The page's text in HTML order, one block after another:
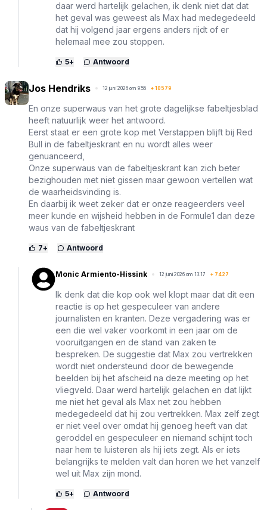
daar werd hartelijk gelachen, ik denk niet dat dat
het geval was geweest als Max had medegedeeld
dat hij volgend jaar ergens anders rijdt of er
helemaal mee zou stoppen.
5+ Antwoord
Jos Hendriks 12 juni 2026 om 9:55 + 10579
En onze superwaus van het grote dagelijkse fabeltjesblad
heeft natuurlijk weer het antwoord.
Eerst staat er een grote kop met Verstappen blijft bij Red
Bull in de fabeltjeskrant en nu wordt alles weer
genuanceerd,
Onze superwaus van de fabeltjeskrant kan zich beter
bezighouden met niet gissen maar gewoon vertellen wat
de waarheidsvinding is.
En daarbij ik weet zeker dat er onze reageerders veel
meer kunde en wijsheid hebben in de Formule1 dan deze
waus van de fabeltjeskrant
7+ Antwoord
Monic Armiento-Hissink 12 juni 2026 om 13:17 + 7427
Ik denk dat die kop ook wel klopt maar dat dit een
reactie is op het gespeculeer van andere
journalisten en kranten. Deze vergadering was er
een die wel vaker voorkomt in een jaar om de
vooruitgangen en de stand van zaken te
bespreken. De suggestie dat Max zou vertrekken
wordt niet ondersteund door de bewegende
beelden bij het afscheid na deze meeting op het
vliegveld. Daar werd hartelijk gelachen en dat lijkt
me niet het geval als Max net zou hebben
medegedeeld dat hij zou vertrekken. Max zelf zegt
er niet veel over omdat hij genoeg heeft van dat
geroddel en gespeculeer en niemand schijnt toch
naar hem te luisteren als hij iets zegt. Als er iets
belangrijks te melden valt dan horen we het vanzelf
wel uit Max zijn mond.
5+ Antwoord